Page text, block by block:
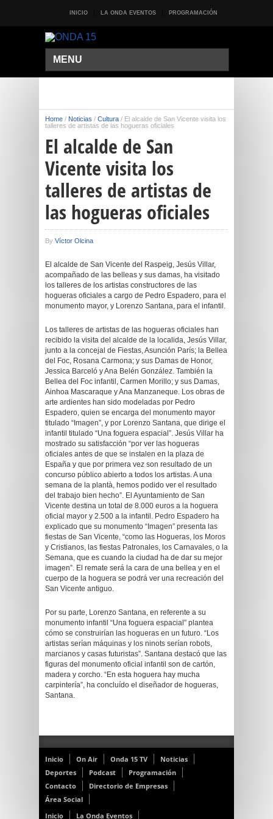
INICIO LA ONDA EVENTOS PROGRAMACIÓN
MENU
Home / Noticias / Cultura / El alcalde de San Vicente visita los
talleres de artistas de las hogueras oficiales
El alcalde de San
Vicente visita los
talleres de artistas de
las hogueras oficiales
By Víctor Olcina
El alcalde de San Vicente del Raspeig, Jesús Villar,
acompañado de las belleas y sus damas, ha visitado
los talleres de los artistas constructores de las
hogueras oficiales a cargo de Pedro Espadero, para el
monumento mayor, y Lorenzo Santana, para el infantil.
Los talleres de artistas de las hogueras oficiales han
recibido la visita del alcalde de la localida, Jesús Villar,
junto a la concejal de Fiestas, Asunción París; la Bellea
del Foc, Rosana Carmona; y sus Damas de Honor,
Jessica Barceló y Ana Belén González. También la
Bellea del Foc infantil, Carmen Morillo; y sus Damas,
Ainhoa Mascaraque y Ana Manzaneque. Los obras de
arte ardientes han sido modeladas por Pedro
Espadero, quien se encarga del monumento mayor
titulado “Imagen”, y por Lorenzo Santana, que dirige el
infantil titulado “Una foguera espacial”. Jesús Villar ha
mostrado su satisfacción “por ver las hogueras
oficiales antes de que se instalen en la plaza de
España y que por primera vez son resultado de un
concurso público abierto a todos los artistas. A una
semana de la plantà, hemos podido ver el resultado
del trabajo bien hecho”. El Ayuntamiento de San
Vicente destina un total de 8.000 euros a la hoguera
oficial mayor y 2.500 a la infantil. Pedro Espadero ha
explicado que su monumento “Imagen” presenta las
fiestas de San Vicente, “como las Hogueras, los Moros
y Cristianos, las fiestas Patronales, los Carnavales, o la
Semana, que es cuando la ciudad ha de dar su mejor
imagen”. El remate será la cara de una bellea y en el
cuerpo de la hoguera se podrá ver una recreación del
San Vicente antiguo.
Por su parte, Lorenzo Santana, en referente a su
monumento infantil “Una foguera espacial” plantea
cómo se construirían las hogueras en un futuro. “Los
artistas serían máquinas y los ninots serían robots,
marcianos y casas futuristas”. Santana destacó que las
figuras del monumento oficial infantil son de cartón,
madera y corcho. “En esta hoguera hay mucha
carpintería”, ha concluído el diseñador de hogueras,
Santana.
Inicio On Air Onda 15 TV
Noticias
Deportes
Podcast
Programación
Contacto
Directorio de Empresas
Área Social
Inicio
La Onda Eventos